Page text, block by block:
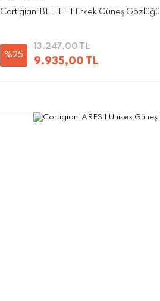
Cortigiani BELIEF 1 Erkek Güneş Gözlüğü
%25
13.247,00 TL
9.935,00 TL